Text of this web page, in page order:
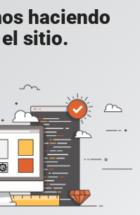
haciendo
sitio.